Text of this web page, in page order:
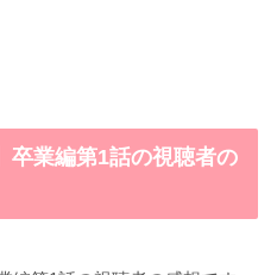
卒業編第1話の視聴者の